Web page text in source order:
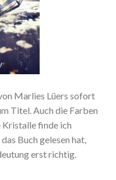
Marlies Lüers sofort
Titel. Auch die Farben
Kristalle finde ich
Buch gelesen hat,
erst richtig.